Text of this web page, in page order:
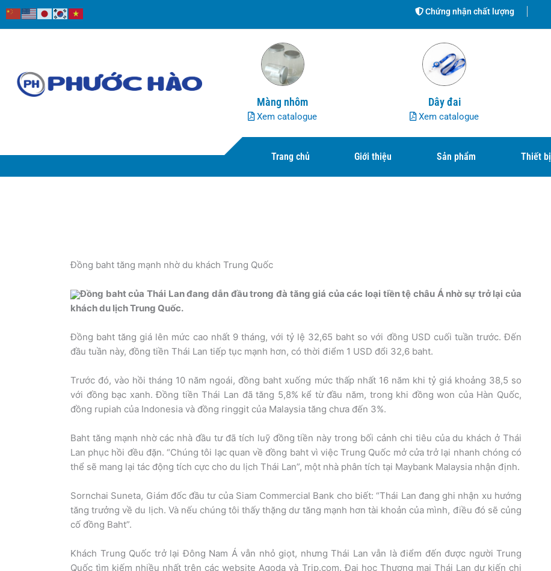
Nhảy
tới
Chứng nhận chất lượng
Màng nhôm
Xem catalogue
Dây đai
Xem catalogue
Trang chủ Giới thiệu Sản phẩm Thiết bị
Đồng baht tăng mạnh nhờ du khách Trung Quốc
Đồng baht của Thái Lan đang dẫn đầu trong đà tăng giá của các loại tiền tệ châu Á nhờ sự trở lại của
khách du lịch Trung Quốc.
Đồng baht tăng giá lên mức cao nhất 9 tháng, với tỷ lệ 32,65 baht so với đồng USD cuối tuần trước. Đến
đầu tuần này, đồng tiền Thái Lan tiếp tục mạnh hơn, có thời điểm 1 USD đổi 32,6 baht.
Trước đó, vào hồi tháng 10 năm ngoái, đồng baht xuống mức thấp nhất 16 năm khi tỷ giá khoảng 38,5 so
với đồng bạc xanh. Đồng tiền Thái Lan đã tăng 5,8% kể từ đầu năm, trong khi đồng won của Hàn Quốc,
đồng rupiah của Indonesia và đồng ringgit của Malaysia tăng chưa đến 3%.
Baht tăng mạnh nhờ các nhà đầu tư đã tích luỹ đồng tiền này trong bối cảnh chi tiêu của du khách ở Thái
Lan phục hồi đều đặn. “Chúng tôi lạc quan về đồng baht vì việc Trung Quốc mở cửa trở lại nhanh chóng có
thể sẽ mang lại tác động tích cực cho du lịch Thái Lan”, một nhà phân tích tại Maybank Malaysia nhận định.
Sornchai Suneta, Giám đốc đầu tư của Siam Commercial Bank cho biết: “Thái Lan đang ghi nhận xu hướng
tăng trưởng về du lịch. Và nếu chúng tôi thấy thặng dư tăng mạnh hơn tài khoản của mình, điều đó sẽ củng
cố đồng Baht”.
Khách Trung Quốc trở lại Đông Nam Á vẫn nhỏ giọt, nhưng Thái Lan vẫn là điểm đến được người Trung
Quốc tìm kiếm nhiều nhất trên các website Agoda và Trip.com. Đại học Thương mại Thái Lan dự kiến chi